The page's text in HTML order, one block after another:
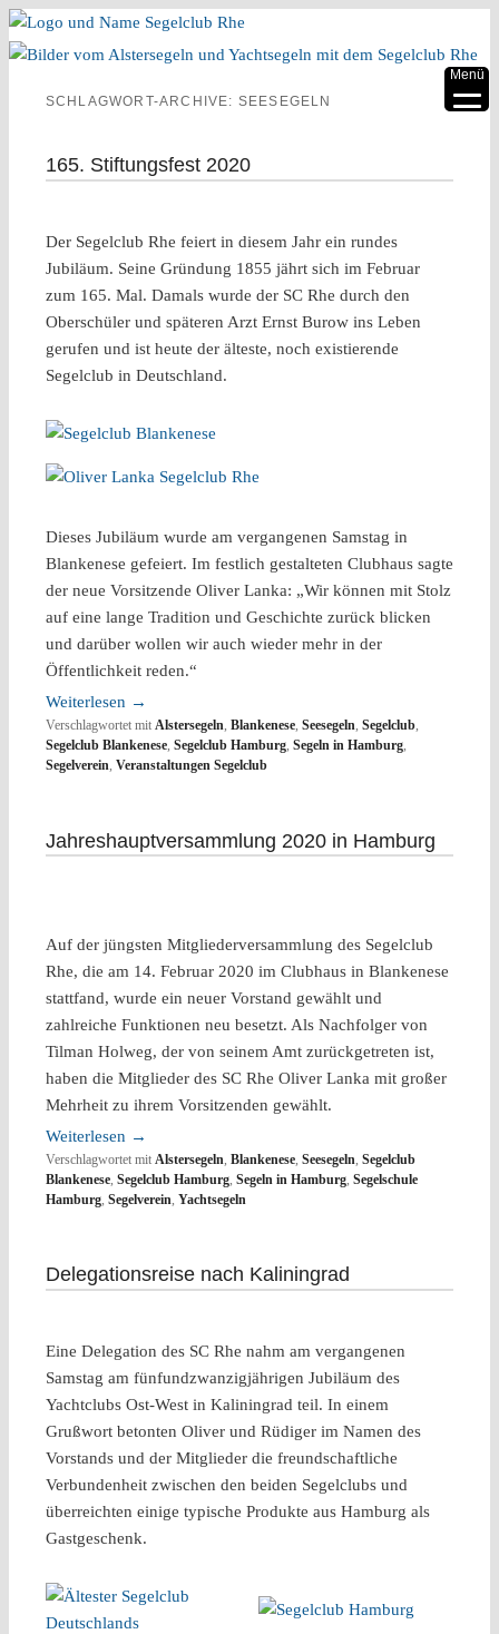
SCHLAGWORT-ARCHIVE: SEESEGELN
165. Stiftungsfest 2020
Der Segelclub Rhe feiert in diesem Jahr ein rundes
Jubiläum. Seine Gründung 1855 jährt sich im Februar
zum 165. Mal. Damals wurde der SC Rhe durch den
Oberschüler und späteren Arzt Ernst Burow ins Leben
gerufen und ist heute der älteste, noch existierende
Segelclub in Deutschland.
Dieses Jubiläum wurde am vergangenen Samstag in
Blankenese gefeiert. Im festlich gestalteten Clubhaus sagte
der neue Vorsitzende Oliver Lanka: „Wir können mit Stolz
auf eine lange Tradition und Geschichte zurück blicken
und darüber wollen wir auch wieder mehr in der
Öffentlichkeit reden.“
Weiterlesen →
Verschlagwortet mit Alstersegeln, Blankenese, Seesegeln, Segelclub,
Segelclub Blankenese, Segelclub Hamburg, Segeln in Hamburg,
Segelverein, Veranstaltungen Segelclub
Jahreshauptversammlung 2020 in Hamburg
Auf der jüngsten Mitgliederversammlung des Segelclub
Rhe, die am 14. Februar 2020 im Clubhaus in Blankenese
stattfand, wurde ein neuer Vorstand gewählt und
zahlreiche Funktionen neu besetzt. Als Nachfolger von
Tilman Holweg, der von seinem Amt zurückgetreten ist,
haben die Mitglieder des SC Rhe Oliver Lanka mit großer
Mehrheit zu ihrem Vorsitzenden gewählt.
Weiterlesen →
Verschlagwortet mit Alstersegeln Blankenese, Seesegeln Segelclub
Blankenese, Segelclub Hamburg, Segeln in Hamburg, Segelschule
Hamburg, Segelverein Yachtsegeln
Delegationsreise nach Kaliningrad
Eine Delegation des SC Rhe nahm am vergangenen
Samstag am fünfundzwanzigjährigen Jubiläum des
Yachtclubs Ost-West in Kaliningrad teil. In einem
Grußwort betonten Oliver und Rüdiger im Namen des
Vorstands und der Mitglieder die freundschaftliche
Verbundenheit zwischen den beiden Segelclubs und
überreichten einige typische Produkte aus Hamburg als
Gastgeschenk.
Menü
▼
▼
▼